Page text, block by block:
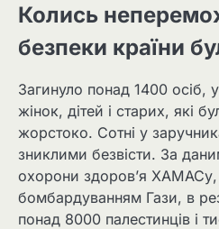
Колись
безпеки країни
Загинуло понад 1400 осіб,
жінок, дітей і старих, які
жорстоко. Сотні у
зниклими безвісти. За
охорони здоров’я ХАМАСу,
бомбардуванням Гази, в
понад 8000 палестинців і